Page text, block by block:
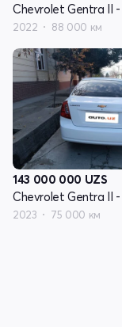
2022 88 000 км
143 000 000 UZS
2023 75 000 км